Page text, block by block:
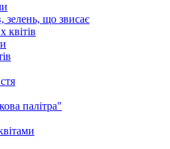
зелень, що звисає
квітів
палітра"